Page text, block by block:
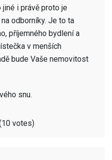
i právě proto je
odborníky. Je to ta
příjemného bydlení a
v menších
bude Vaše nemovitost
snu.
votes)